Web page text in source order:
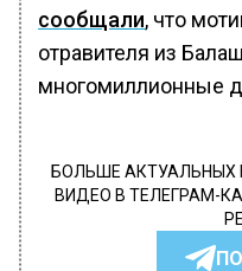
сообщали, что
отравителя из
многомиллионные
БОЛЬШЕ АКТУАЛЬНЫХ
ВИДЕО В ТЕЛЕГРАМ-